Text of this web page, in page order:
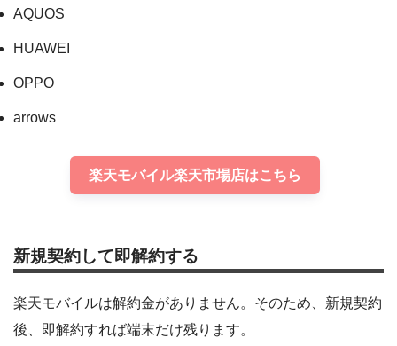
AQUOS
HUAWEI
OPPO
arrows
楽天モバイル楽天市場店はこちら
新規契約して即解約する
楽天モバイルは解約金がありません。そのため、新規契約
後、即解約すれば端末だけ残ります。